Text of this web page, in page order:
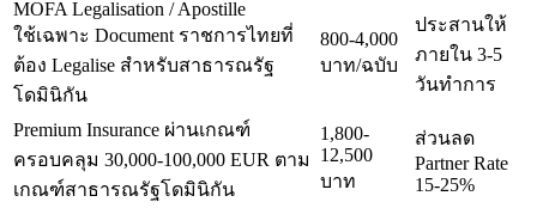
MOFA Legalisation / Apostille
ใช้เฉพาะ Document ราชการไทยที่
ต้อง Legalise สำหรับสาธารณรัฐ
โดมินิกัน
800-4,000
บาท/ฉบับ
ประสานให้
ภายใน 3-5
วันทำการ
Premium Insurance ผ่านเกณฑ์
ครอบคลุม 30,000-100,000 EUR ตาม
เกณฑ์สาธารณรัฐโดมินิกัน
1,800-
12,500
บาท
ส่วนลด
Partner Rate
15-25%